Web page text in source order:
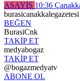
ASAYİŞ 10:36
burasicanakkalegazetesi
BEĞEN
BurasiCnk
TAKİP ET
medyabogaz
TAKİP ET
@bogazmedyatv
ABONE OL